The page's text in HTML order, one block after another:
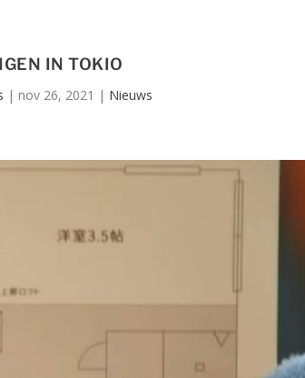
IN TOKIO
| nov 26, 2021 | Nieuws